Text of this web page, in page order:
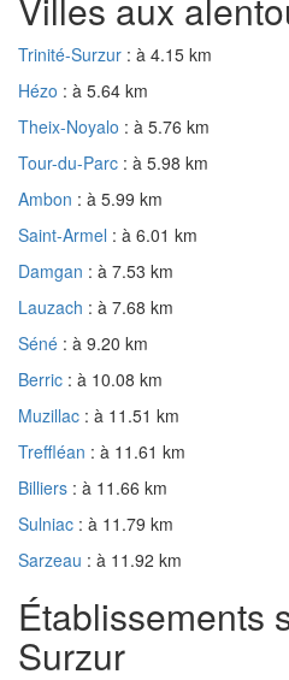
Trinité-Surzur : à 4.15 km
Hézo : à 5.64 km
Theix-Noyalo : à 5.76 km
Tour-du-Parc : à 5.98 km
Ambon : à 5.99 km
Saint-Armel : à 6.01 km
Damgan : à 7.53 km
Lauzach : à 7.68 km
Séné : à 9.20 km
Berric : à 10.08 km
Muzillac : à 11.51 km
Treffléan : à 11.61 km
Billiers : à 11.66 km
Sulniac : à 11.79 km
Sarzeau : à 11.92 km
Établissements
Surzur